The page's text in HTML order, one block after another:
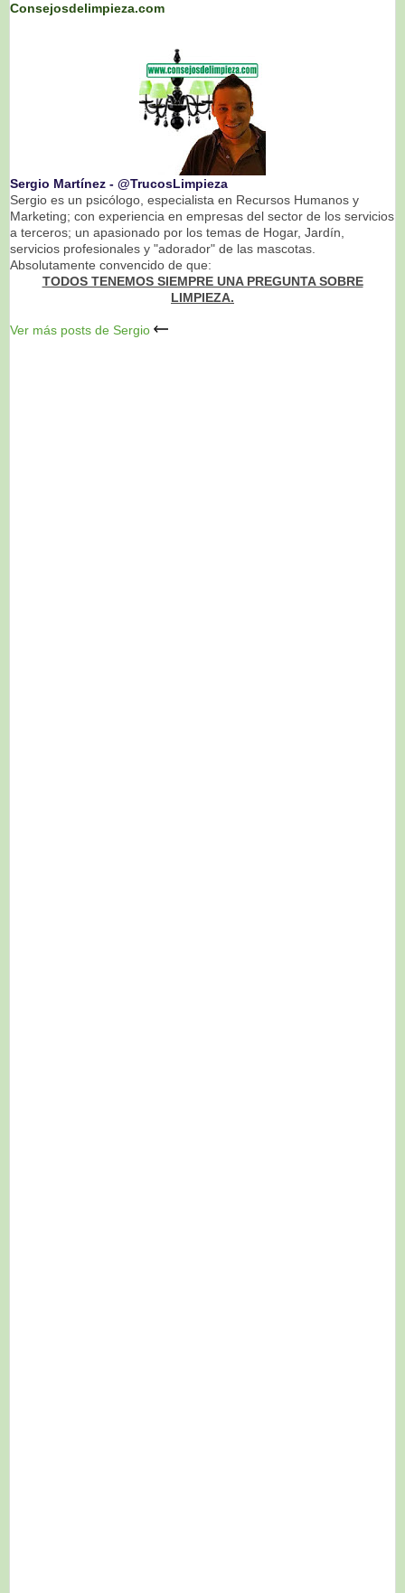
Consejosdelimpieza.com
Sergio Martínez ‐ @TrucosLimpieza
Sergio es un psicólogo, especialista en Recursos Humanos y
Marketing; con experiencia en empresas del sector de los servicios
a terceros; un apasionado por los temas de Hogar, Jardín,
servicios profesionales y "adorador" de las mascotas.
Absolutamente convencido de que:
TODOS TENEMOS SIEMPRE UNA PREGUNTA SOBRE
LIMPIEZA.
Ver más posts de Sergio